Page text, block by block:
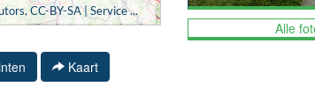
Kaart
Alle